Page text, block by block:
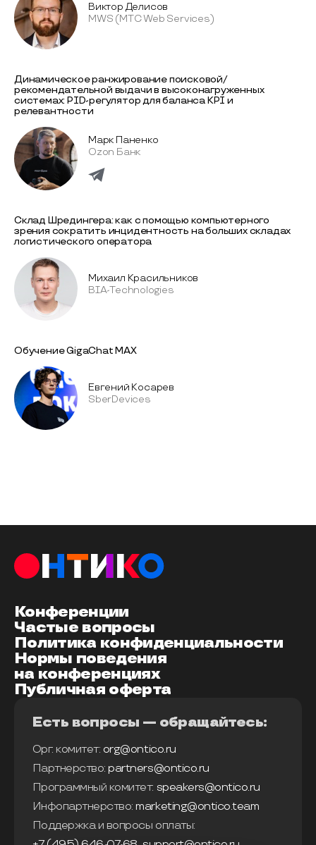
Виктор Делисов
MWS (МТС Web Services)
Динамическое ранжирование поисковой/
рекомендательной выдачи в высоконагруженных
системах: PID-регулятор для баланса KPI и
релевантности
Марк Паненко
Ozon Банк
Склад Шредингера: как с помощью компьютерного
зрения сократить инцидентность на больших складах
логистического оператора
Михаил Красильников
BIA-Technologies
Обучение GigaChat MAX
Евгений Косарев
SberDevices
Конференции
Частые вопросы
Политика конфиденциальности
Нормы поведения
на конференциях
Публичная оферта
Есть вопросы — обращайтесь:
Орг. комитет: org@ontico.ru
Партнерство: partners@ontico.ru
Программный комитет: speakers@ontico.ru
Инфопартнерство: marketing@ontico.team
Поддержка и вопросы оплаты: